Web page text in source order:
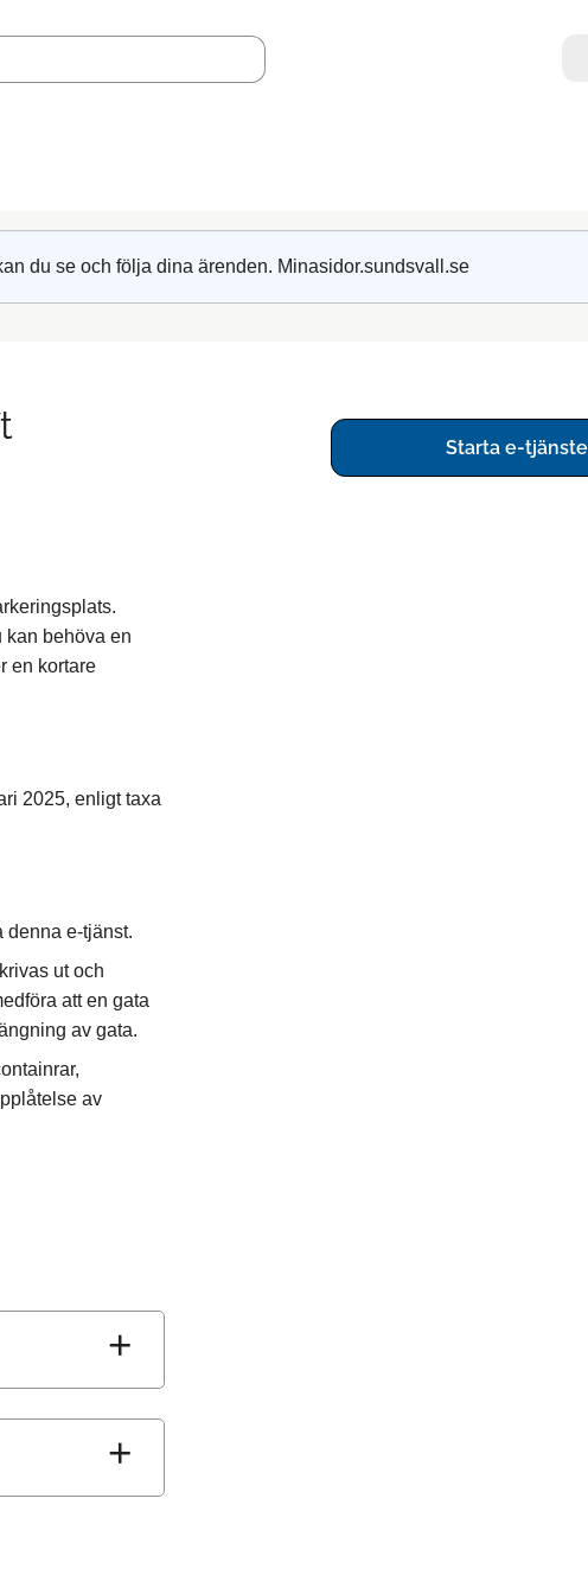
du se och följa dina ärenden. Minasidor.sundsvall.se
kan behöva en
en kortare
2025, enligt taxa
denna e-tjänst.
ut och
att en gata
av gata.
av
Starta e-